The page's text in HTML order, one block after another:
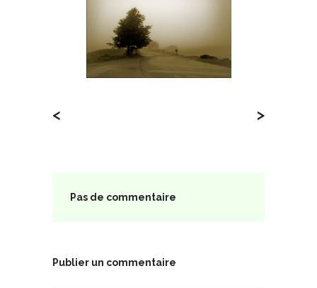
< >
Pas de commentaire
Publier un commentaire